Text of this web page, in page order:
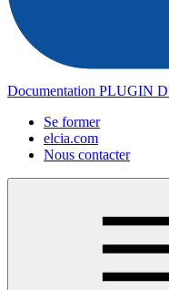
Documentation PLUGIN
Se former
elcia.com
Nous contacter